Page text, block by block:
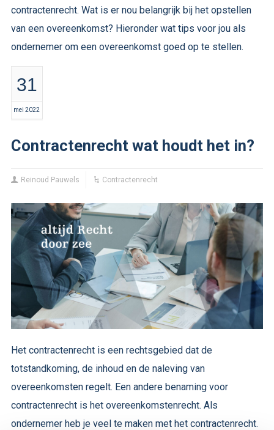
contractenrecht. Wat is er nou belangrijk bij het opstellen
van een overeenkomst? Hieronder wat tips voor jou als
ondernemer om een overeenkomst goed op te stellen.
31
mei 2022
Contractenrecht wat houdt het in?
Reinoud Pauwels Contractenrecht
Het contractenrecht is een rechtsgebied dat de
totstandkoming, de inhoud en de naleving van
overeenkomsten regelt. Een andere benaming voor
contractenrecht is het overeenkomstenrecht. Als
ondernemer heb je veel te maken met het contractenrecht.